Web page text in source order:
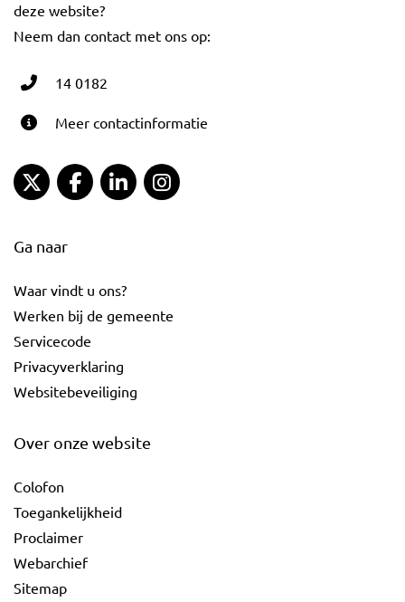
deze website?
Neem dan contact met ons op:
14 0182
Meer contactinformatie
Gemeente Gouda Twitter
Gemeente Gouda Facebook
Gemeente Gouda LinkedIn
Ga naar
Waar vindt u ons?
Werken bij de gemeente
Servicecode
Privacyverklaring
Websitebeveiliging
Over onze website
Colofon
Toegankelijkheid
Proclaimer
Webarchief
Sitemap